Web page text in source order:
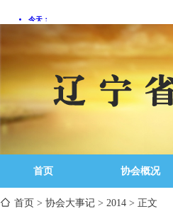
首页 协会概况
首页 > 协会大事记 > 2014 > 正文